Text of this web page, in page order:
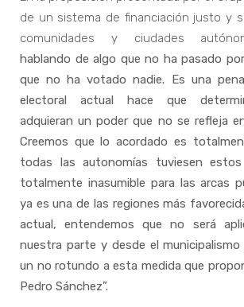
de un sistema de financiación justo y
comunidades y ciudades
hablando de algo que no ha pasado
que no ha votado nadie. Es una
electoral actual hace que
adquieran un poder que no se refleja
Creemos que lo acordado es
todas las autonomías tuviesen estos
totalmente inasumible para las arcas
ya es una de las regiones más
actual, entendemos que no será
nuestra parte y desde el
un no rotundo a esta medida que
Pedro Sánchez”.